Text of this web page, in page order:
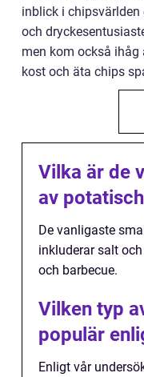
inblick i
och
men kom också
kost och äta chips
Vilka är de
av
De vanligaste
inkluderar salt
och barbecue.
Vilken typ
populär
Enligt vår